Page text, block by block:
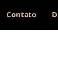
Contato